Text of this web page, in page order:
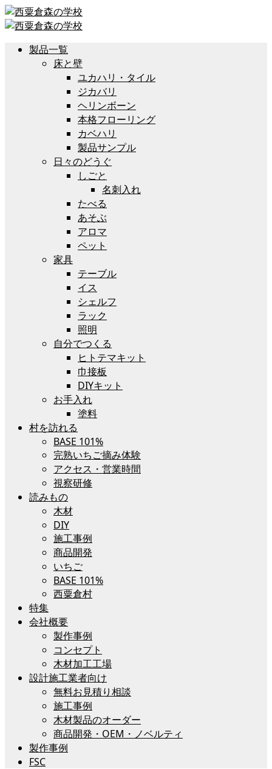
製品一覧
床と壁
ユカハリ・タイル
ジカバリ
ヘリンボーン
本格フローリング
カベハリ
製品サンプル
日々のどうぐ
しごと
名刺入れ
たべる
あそぶ
アロマ
ペット
家具
テーブル
イス
シェルフ
ラック
照明
自分でつくる
ヒトテマキット
巾接板
DIYキット
お手入れ
塗料
村を訪れる
BASE 101%
完熟いちご摘み体験
アクセス・営業時間
視察研修
読みもの
木材
DIY
施工事例
商品開発
いちご
BASE 101%
西粟倉村
特集
会社概要
製作事例
コンセプト
木材加工工場
設計施工業者向け
無料お見積り相談
施工事例
木材製品のオーダー
商品開発・OEM・ノベルティ
製作事例
FSC